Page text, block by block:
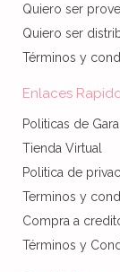
Quiero ser
Quiero ser
Términos y
Enlaces
Politicas de
Tienda Virtual
Politica de
Terminos y
Compra a
Términos y